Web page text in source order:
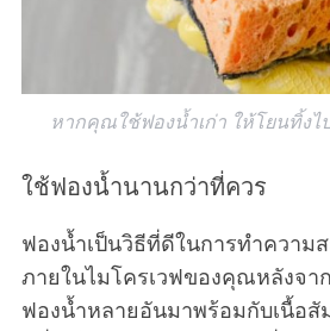
หากคุณใช้ฟองน้ำเก่า ให้โยนทิ้ง
ใช้ฟองน้ำนานกว่าที่ควร
ฟองน้ำเป็นวิธีที่ดีในการทำความ
ภายในไมโครเวฟของคุณหลังจา
ฟองน้ำหลายอันมาพร้อมกับเนื้อสั